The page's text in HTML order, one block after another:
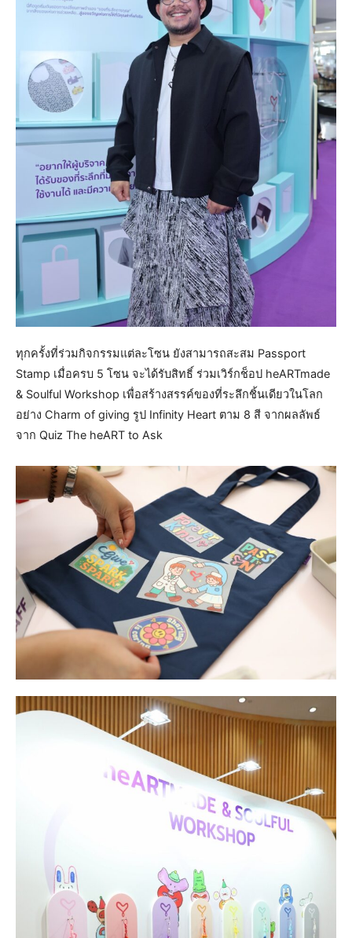
ทุกครั้งที่ร่วมกิจกรรมแต่ละโซน ยังสามารถสะสม Passport
Stamp เมื่อครบ 5 โซน จะได้รับสิทธิ์ ร่วมเวิร์กช็อป heARTmade
& Soulful Workshop เพื่อสร้างสรรค์ของที่ระลึกชิ้นเดียวในโลก
อย่าง Charm of giving รูป Infinity Heart ตาม 8 สี จากผลลัพธ์
จาก Quiz The heART to Ask